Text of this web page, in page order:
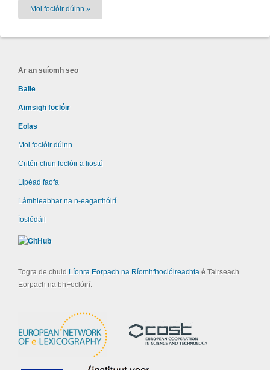
Mol foclóir dúinn »
Ar an suíomh seo
Baile
Aimsigh foclóir
Eolas
Mol foclóir dúinn
Critéir chun foclóir a liostú
Lipéad faofa
Lámhleabhar na n-eagarthóirí
Íoslódáil
Togra de chuid Líonra Eorpach na Ríomhfhoclóireachta é Tairseach
Eorpach na bhFoclóirí.